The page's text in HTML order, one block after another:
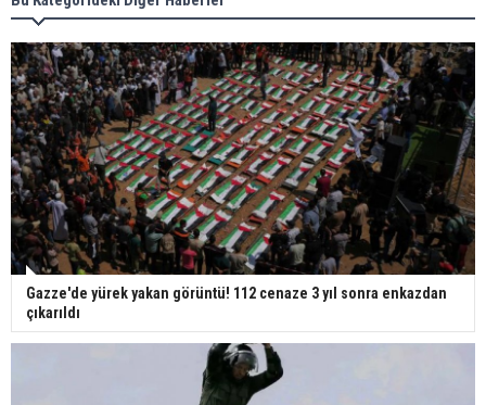
Gazze'de yürek yakan görüntü! 112 cenaze 3 yıl sonra enkazdan
çıkarıldı